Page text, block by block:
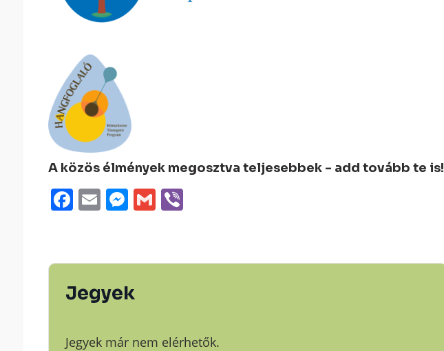
A közös élmények megosztva teljesebbek - add tovább te is!
Facebook
EmailMessenger
GmailViber
Jegyek
Jegyek már nem elérhetők.